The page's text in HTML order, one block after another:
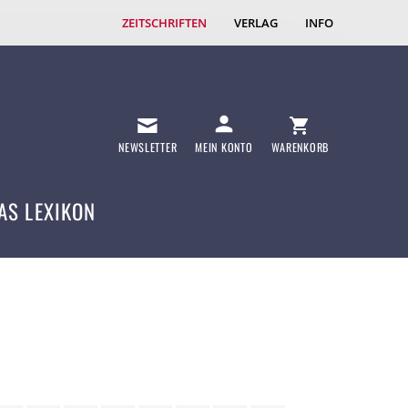
ZEITSCHRIFTEN VERLAG INFO
NEWSLETTER MEIN KONTO WARENKORB
LEXIKON